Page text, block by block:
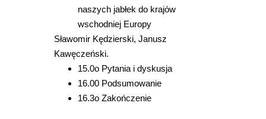
naszych jabłek do krajów
wschodniej Europy
Sławomir Kędzierski, Janusz
Kawęczeński.
15.0o Pytania i dyskusja
16.00 Podsumowanie
16.3o Zakończenie